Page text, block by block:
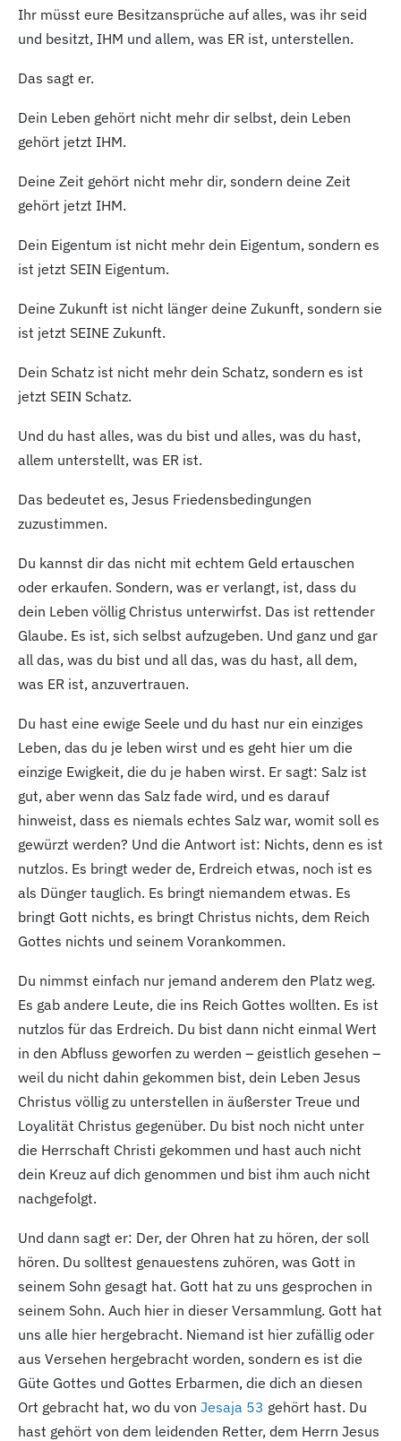
Ihr müsst eure Besitzansprüche auf alles, was ihr seid
und besitzt, IHM und allem, was ER ist, unterstellen.
Das sagt er.
Dein Leben gehört nicht mehr dir selbst, dein Leben
gehört jetzt IHM.
Deine Zeit gehört nicht mehr dir, sondern deine Zeit
gehört jetzt IHM.
Dein Eigentum ist nicht mehr dein Eigentum, sondern es
ist jetzt SEIN Eigentum.
Deine Zukunft ist nicht länger deine Zukunft, sondern sie
ist jetzt SEINE Zukunft.
Dein Schatz ist nicht mehr dein Schatz, sondern es ist
jetzt SEIN Schatz.
Und du hast alles, was du bist und alles, was du hast,
allem unterstellt, was ER ist.
Das bedeutet es, Jesus Friedensbedingungen
zuzustimmen.
Du kannst dir das nicht mit echtem Geld ertauschen
oder erkaufen. Sondern, was er verlangt, ist, dass du
dein Leben völlig Christus unterwirfst. Das ist rettender
Glaube. Es ist, sich selbst aufzugeben. Und ganz und gar
all das, was du bist und all das, was du hast, all dem,
was ER ist, anzuvertrauen.
Du hast eine ewige Seele und du hast nur ein einziges
Leben, das du je leben wirst und es geht hier um die
einzige Ewigkeit, die du je haben wirst. Er sagt: Salz ist
gut, aber wenn das Salz fade wird, und es darauf
hinweist, dass es niemals echtes Salz war, womit soll es
gewürzt werden? Und die Antwort ist: Nichts, denn es ist
nutzlos. Es bringt weder de, Erdreich etwas, noch ist es
als Dünger tauglich. Es bringt niemandem etwas. Es
bringt Gott nichts, es bringt Christus nichts, dem Reich
Gottes nichts und seinem Vorankommen.
Du nimmst einfach nur jemand anderem den Platz weg.
Es gab andere Leute, die ins Reich Gottes wollten. Es ist
nutzlos für das Erdreich. Du bist dann nicht einmal Wert
in den Abfluss geworfen zu werden – geistlich gesehen –
weil du nicht dahin gekommen bist, dein Leben Jesus
Christus völlig zu unterstellen in äußerster Treue und
Loyalität Christus gegenüber. Du bist noch nicht unter
die Herrschaft Christi gekommen und hast auch nicht
dein Kreuz auf dich genommen und bist ihm auch nicht
nachgefolgt.
Und dann sagt er: Der, der Ohren hat zu hören, der soll
hören. Du solltest genauestens zuhören, was Gott in
seinem Sohn gesagt hat. Gott hat zu uns gesprochen in
seinem Sohn. Auch hier in dieser Versammlung. Gott hat
uns alle hier hergebracht. Niemand ist hier zufällig oder
aus Versehen hergebracht worden, sondern es ist die
Güte Gottes und Gottes Erbarmen, die dich an diesen
Ort gebracht hat, wo du von Jesaja 53 gehört hast. Du
hast gehört von dem leidenden Retter, dem Herrn Jesus